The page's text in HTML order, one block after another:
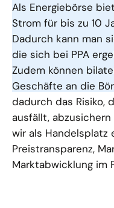
Als Energiebörse
Strom für bis zu 10
Dadurch kann man
die sich bei PPA
Zudem können
Geschäfte an die
dadurch das Risiko,
ausfällt, abzusichern
wir als Handelsplatz
Preistransparenz,
Marktabwicklung im